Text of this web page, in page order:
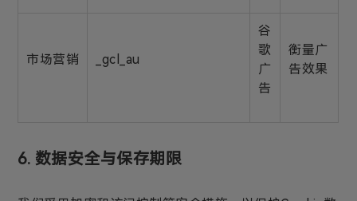
市场营销 _gcl_au
谷
歌
广
告
衡量广
告效果
6. 数据安全与保存期限